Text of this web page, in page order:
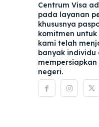
Centrum Visa
pada layanan
khususnya
komitmen
kami telah
banyak
negeri.